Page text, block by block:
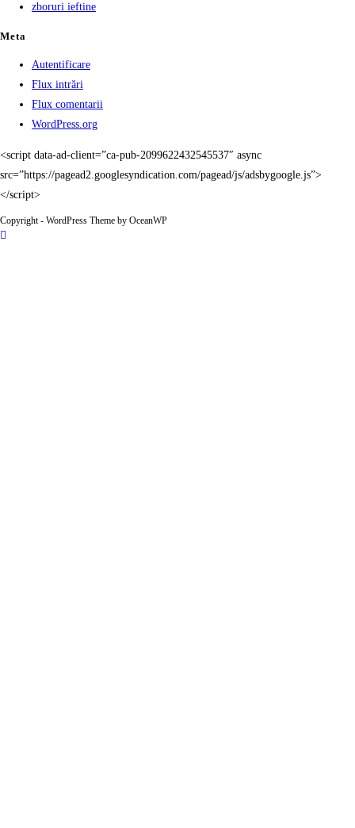
zboruri ieftine
Meta
Autentificare
Flux intrări
Flux comentarii
WordPress.org
<script data-ad-client=”ca-pub-2099622432545537″ async
src=”https://pagead2.googlesyndication.com/pagead/js/adsbygoogle.js”>
</script>
Copyright - WordPress Theme by OceanWP